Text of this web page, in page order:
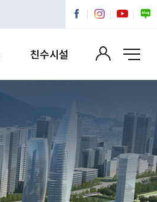
친수시설